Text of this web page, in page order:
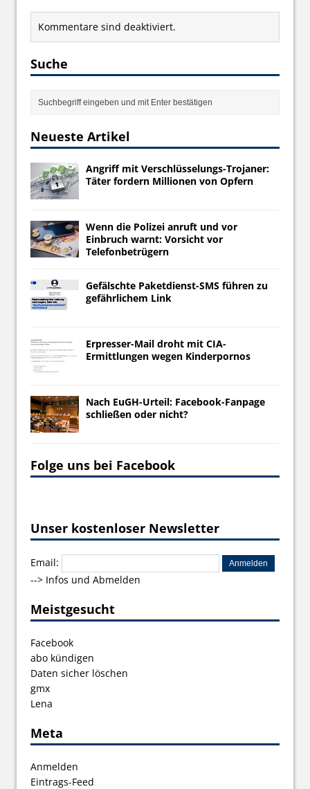
Kommentare sind deaktiviert.
Suche
Neueste Artikel
Angriff mit Verschlüsselungs-Trojaner:
Täter fordern Millionen von Opfern
Wenn die Polizei anruft und vor
Einbruch warnt: Vorsicht vor
Telefonbetrügern
Gefälschte Paketdienst-SMS führen zu
gefährlichem Link
Erpresser-Mail droht mit CIA-
Ermittlungen wegen Kinderpornos
Nach EuGH-Urteil: Facebook-Fanpage
schließen oder nicht?
Folge uns bei Facebook
Unser kostenloser Newsletter
Email:
--> Infos und Abmelden
Meistgesucht
Facebook
abo kündigen
Daten sicher löschen
gmx
Lena
Meta
Anmelden
Eintrags-Feed